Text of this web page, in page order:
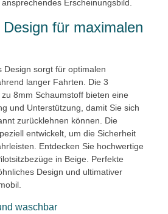
Erscheinungsbild.
für maximalen
Design sorgt für optimalen
langer Fahrten. Die 3
8mm Schaumstoff bieten eine
und Unterstützung, damit Sie sich
zurücklehnen können. Die
entwickelt, um die Sicherheit
Entdecken Sie hochwertige
in Beige. Perfekte
Design und ultimativer
waschbar